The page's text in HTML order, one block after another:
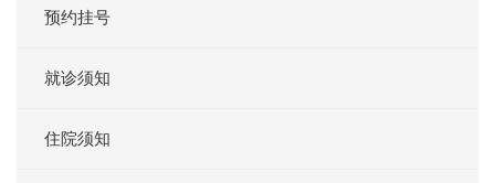
预约挂号
就诊须知
住院须知